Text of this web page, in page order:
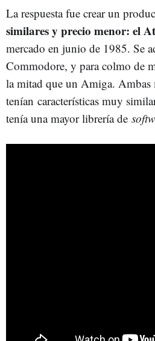
La respuesta fue crear un
similares y precio menor: el
mercado en junio de 1985. Se
Commodore, y para colmo de
la mitad que un Amiga. Ambas
tenían características muy
tenía una mayor librería de